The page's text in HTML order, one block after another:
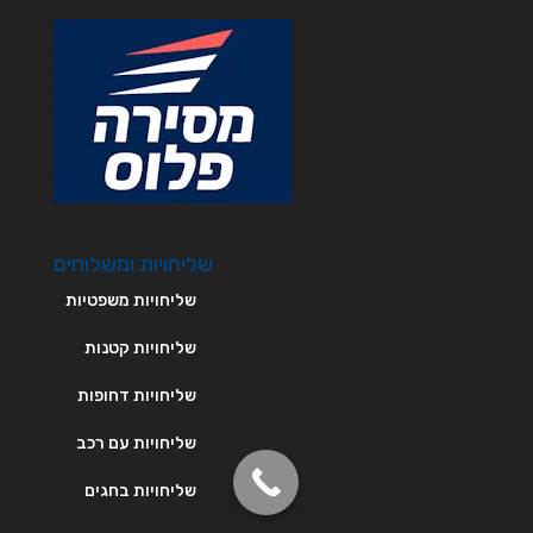
שליחויות ומשלוחים
שליחויות משפטיות
שליחויות קטנות
שליחויות דחופות
שליחויות עם רכב
שליחויות בחגים